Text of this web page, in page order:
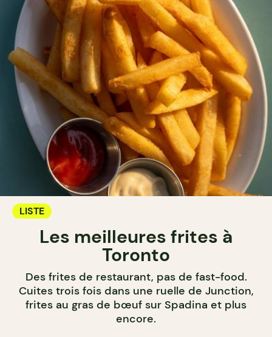
LISTE
Les meilleures frites à
Toronto
Des frites de restaurant, pas de fast-food.
Cuites trois fois dans une ruelle de Junction,
frites au gras de bœuf sur Spadina et plus
encore.